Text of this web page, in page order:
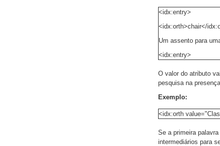
<idx:entry>
<idx:orth>chair</
Um assento para
<idx:entry>
O valor do atributo
pesquisa na
Exemplo:
<idx:orth
Se a primeira
intermediários para